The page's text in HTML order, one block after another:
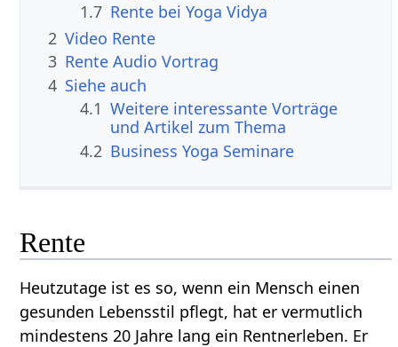
1.7 Rente bei Yoga Vidya
2 Video Rente
3 Rente Audio Vortrag
4 Siehe auch
4.1 Weitere interessante Vorträge
und Artikel zum Thema
4.2 Business Yoga Seminare
Rente
Heutzutage ist es so, wenn ein Mensch einen
gesunden Lebensstil pflegt, hat er vermutlich
mindestens 20 Jahre lang ein Rentnerleben. Er